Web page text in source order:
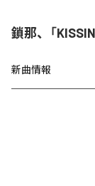
鎖那、「
新曲情報